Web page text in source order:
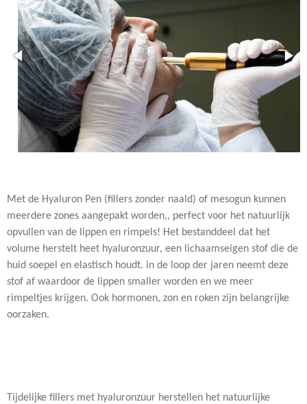
Met de Hyaluron Pen (fillers zonder naald) of mesogun kunnen
meerdere zones aangepakt worden,, perfect voor het natuurlijk
opvullen van de lippen en rimpels! Het bestanddeel dat het
volume herstelt heet hyaluronzuur, een lichaamseigen stof die de
huid soepel en elastisch houdt. in de loop der jaren neemt deze
stof af waardoor de lippen smaller worden en we meer
rimpeltjes krijgen. Ook hormonen, zon en roken zijn belangrijke
oorzaken.
Tijdelijke fillers met hyaluronzuur herstellen het natuurlijke